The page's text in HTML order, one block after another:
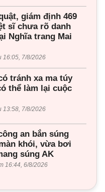
giám định 469
sĩ chưa rõ danh
Nghĩa trang Mai
16:05, 7/8/2026
tránh xa ma túy
thể làm lại cuộc
13:58, 7/8/2026
an bắn súng
khói, vừa bơi
súng AK
16:44, 6/8/2026